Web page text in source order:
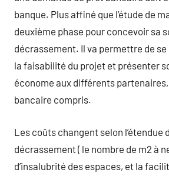
banque. Plus affiné que l’étude de
deuxième phase pour concevoir sa
décrassement. Il va permettre de
la faisabilité du projet et présenter
économe aux différents
bancaire compris.
Les coûts changent selon l’étendue
décrassement ( le nombre de m2 à
d’insalubrité des espaces, et la